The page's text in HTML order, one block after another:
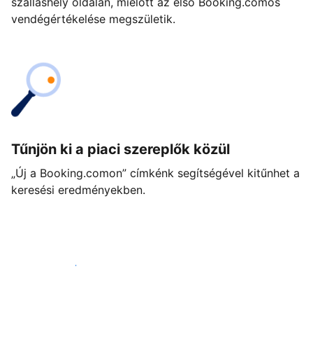
vendégértékelése megszületik.
Tűnjön ki a piaci szereplők közül
„Új a Booking.comon” címkénk segítségével kitűnhet a
keresési eredményekben.
Vágjon bele még ma